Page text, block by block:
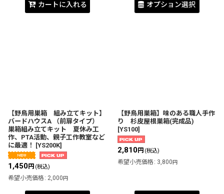
カートに入れる オプション選択
【野鳥用巣箱 組み立てキット】
バードハウスA （前扉タイプ）
巣箱組み立てキット 夏休み工
作、PTA活動、親子工作教室など
に最適！
[YS200K]
1,450円 (税込)
希望小売価格 : 2,000円
【野鳥用巣箱】味のある職人手作
り 杉皮屋根巣箱(完成品)
[YS100]
2,810円 (税込)
希望小売価格 : 3,800円